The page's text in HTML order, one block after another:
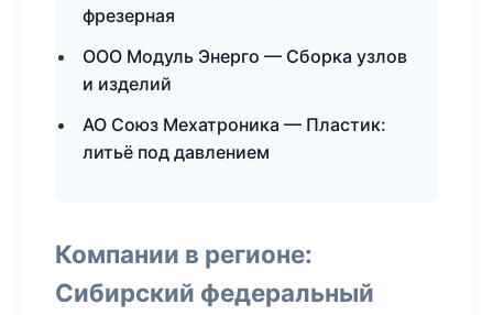
фрезерная
ООО Модуль Энерго — Сборка узлов
и изделий
АО Союз Мехатроника — Пластик:
литьё под давлением
Компании в регионе:
Сибирский федеральный